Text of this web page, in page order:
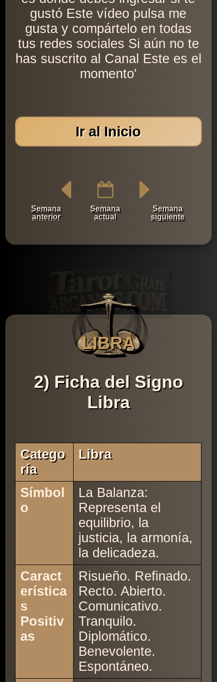
gustó Este vídeo pulsa me
gusta y compártelo en todas
tus redes sociales Si aún no te
has suscrito al Canal Este es el
momento'
Ir al Inicio
Semana
anterior
Semana
actual
Semana
siguiente
LIBRA
2) Ficha del Signo
Libra
Catego
Ría
Libra
Símbol
o
La Balanza:
Representa el
equilibrio, la
justicia, la armonía,
la delicadeza.
Caract
erística
s
Positiv
as
Risueño. Refinado.
Recto. Abierto.
Comunicativo.
Tranquilo.
Diplomático.
Benevolente.
Espontáneo.